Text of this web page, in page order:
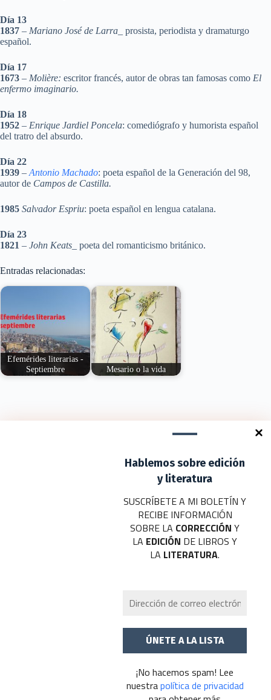
Día 13
1837 – Mariano José de Larra _ prosista, periodista y dramaturgo
español.
Día 17
1673 – Molière: escritor francés, autor de obras tan famosas como El
enfermo imaginario.
Día 18
1952 – Enrique Jardiel Poncela: comediógrafo y humorista español
del tratro del absurdo.
Día 22
1939 – Antonio Machado: poeta español de la Generación del 98,
autor de Campos de Castilla.
1985 Salvador Espriu: poeta español en lengua catalana.
Día 23
1821 – John Keats _ poeta del romanticismo británico.
Hablemos sobre edición
y literatura
SUSCRÍBETE A MI BOLETÍN Y
RECIBE INFORMACIÓN
SOBRE LA CORRECCIÓNY
LA EDICIÓN DE LIBROS Y
LA LITERATURA.
¡No hacemos spam! Lee
nuestrapolítica de privacidad
Entradas relacionadas:
Efemérides literarias -
Septiembre
Mesario o la vida
Tu dirección de correo electrónico no será publicada. Los campos